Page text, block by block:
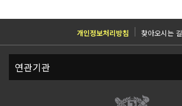
개인정보처리방침 찾아오시는 길